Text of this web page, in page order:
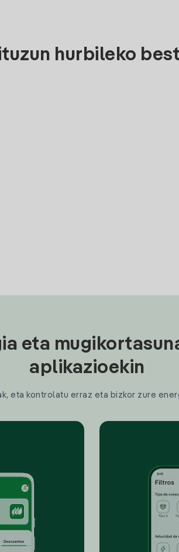
hurbileko
eta
aplikazioekin
eta kontrolatu erraz eta bizkor zure